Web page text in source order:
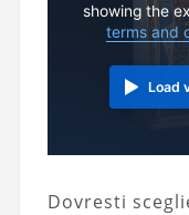
showing the
terms and
Load
Dovresti